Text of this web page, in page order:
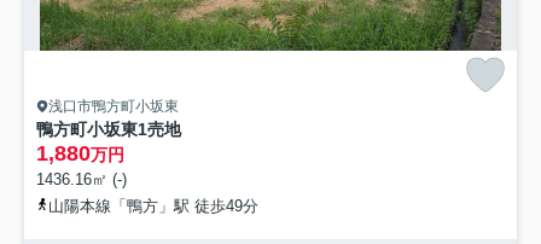
浅口市鴨方町小坂東
鴨方町小坂東1売地
1,880万円
1436.16㎡ (-)
山陽本線「鴨方」駅 徒歩49分